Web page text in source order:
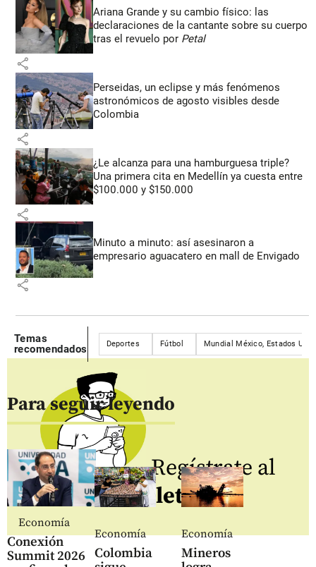
Ariana Grande y su cambio físico: las
declaraciones de la cantante sobre su cuerpo
tras el revuelo por Petal
share
Perseidas, un eclipse y más fenómenos
astronómicos de agosto visibles desde
Colombia
share
¿Le alcanza para una hamburguesa triple?
Una primera cita en Medellín ya cuesta entre
$100.000 y $150.000
share
Minuto a minuto: así asesinaron a
empresario aguacatero en mall de Envigado
share
Temas
recomendados
Deportes Fútbol Mundial México, Estados
Para seguir leyendo
Economía
Conexión
Summit 2026
Economía
Colombia
Economía
Mineros
Regístrate al
newsletter